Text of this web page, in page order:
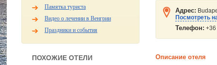
Памятка туриста
Видео о лечении в Венгрии
Праздники и события
ПОХОЖИЕ ОТЕЛИ
Адрес:
Посмотреть
Телефон:
Описание отеля